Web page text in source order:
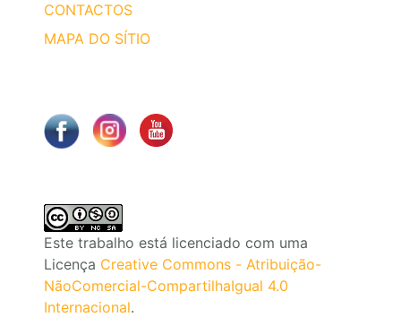
CONTACTOS
MAPA DO SÍTIO
Este trabalho está licenciado com uma
Licença Creative Commons - Atribuição-
NãoComercial-CompartilhaIgual 4.0
Internacional.